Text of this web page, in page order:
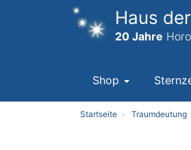
Haus
20 Jahre
Shop
Startseite Traumdeutung